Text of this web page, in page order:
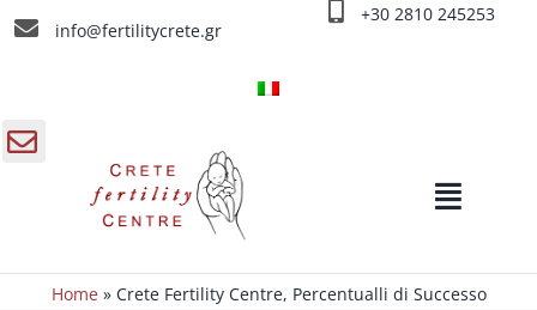
Salta
info@fertilitycrete.gr
+30 2810 245253
Toggle
HomeHome» Crete Fertility Centre, Percentualli di Successo